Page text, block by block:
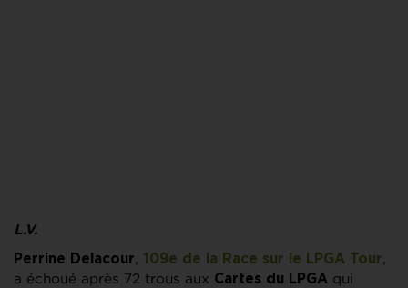
L.V.
Perrine Delacour, 109e de la Race sur le LPGA Tour,
a échoué après 72 trous aux Cartes du LPGA qui